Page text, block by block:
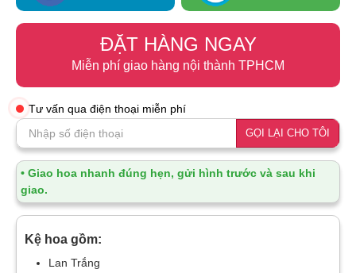
ĐẶT HÀNG NGAY
Miễn phí giao hàng nội thành TPHCM
Tư vấn qua điện thoại miễn phí
GỌI LẠI CHO TÔI
• Giao hoa nhanh đúng hẹn, gửi hình trước và sau khi
giao.
Kệ hoa gồm:
Lan Trắng